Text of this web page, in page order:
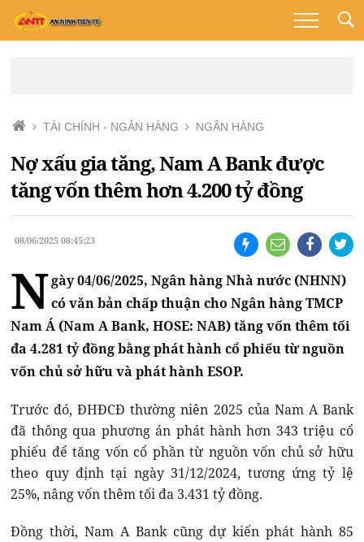
TÀI CHÍNH - NGÂN HÀNG NGÂN HÀNG
Nợ xấu gia tăng, Nam A Bank được
tăng vốn thêm hơn 4.200 tỷ đồng
08/06/2025 08:45:23
Ngày 04/06/2025, Ngân hàng Nhà nước (NHNN)
có văn bản chấp thuận cho Ngân hàng TMCP
Nam Á (Nam A Bank, HOSE: NAB) tăng vốn thêm tối
đa 4.281 tỷ đồng bằng phát hành cổ phiếu từ nguồn
vốn chủ sở hữu và phát hành ESOP.
Trước đó, ĐHĐCĐ thường niên 2025 của Nam A Bank
đã thông qua phương án phát hành hơn 343 triệu cổ
phiếu để tăng vốn cổ phần từ nguồn vốn chủ sở hữu
theo quy định tại ngày 31/12/2024, tương ứng tỷ lệ
25%, nâng vốn thêm tối đa 3.431 tỷ đồng.
Đồng thời, Nam A Bank cũng dự kiến phát hành 85